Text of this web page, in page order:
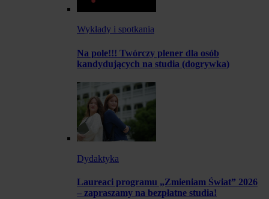
Wykłady i spotkania
Na pole!!! Twórczy plener dla osób
kandydujących na studia (dogrywka)
Dydaktyka
Laureaci programu „Zmieniam Świat” 2026
– zapraszamy na bezpłatne studia!